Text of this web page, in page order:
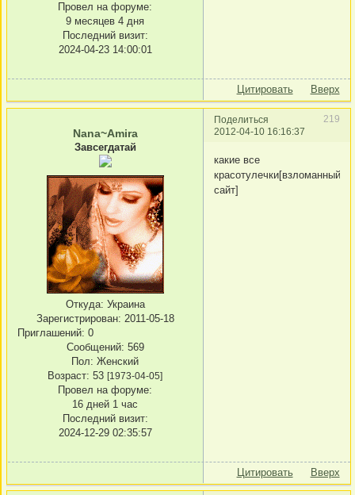
Провел на форуме:
9 месяцев 4 дня
Последний визит:
2024-04-23 14:00:01
Цитировать Вверх
Поделиться
219
2012-04-10 16:16:37
Nana~Amira
Завсегдатай
Откуда: Украина
Зарегистрирован: 2011-05-18
Приглашений: 0
Сообщений: 569
Пол: Женский
Возраст: 53 [1973-04-05]
Провел на форуме:
16 дней 1 час
Последний визит:
2024-12-29 02:35:57
какие все
красотулечки[взломанный
сайт]
Цитировать Вверх